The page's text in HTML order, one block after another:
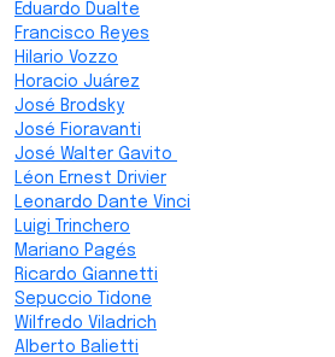
Eduardo Dualte
Francisco Reyes
Hilario Vozzo
Horacio Juárez
José Brodsky
José Fioravanti
José Walter Gavito
Léon Ernest Drivier
Leonardo Dante Vinci
Luigi Trinchero
Mariano Pagés
Ricardo Giannetti
Sepuccio Tidone
Wilfredo Viladrich
Alberto Balietti